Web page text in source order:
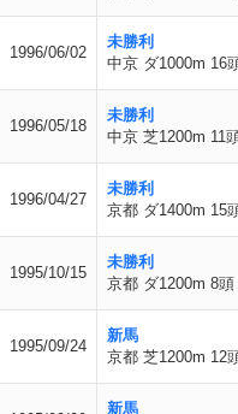
1996/06/02
未勝利
中京 ダ1000m 16
1996/05/18
未勝利
中京 芝1200m 11
1996/04/27
未勝利
京都 ダ1400m 15
1995/10/15
未勝利
京都 ダ1200m 8頭
1995/09/24
新馬
京都 芝1200m 12
新馬